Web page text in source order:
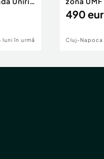
luni în urmă
490 eur
Cluj-Napoca